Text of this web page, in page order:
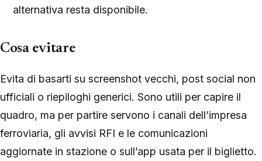
alternativa resta disponibile.
Cosa evitare
Evita di basarti su screenshot vecchi, post social non
ufficiali o riepiloghi generici. Sono utili per capire il
quadro, ma per partire servono i canali dell’impresa
ferroviaria, gli avvisi RFI e le comunicazioni
aggiornate in stazione o sull’app usata per il biglietto.